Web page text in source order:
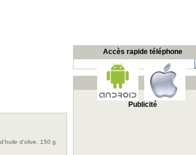
d'olive, 150 g
Accès rapide téléphone
Publicité